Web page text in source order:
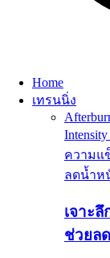
Home
เทรนนิ่ง
ความแ
ลดน้ำห
เจาะ
ช่วยล